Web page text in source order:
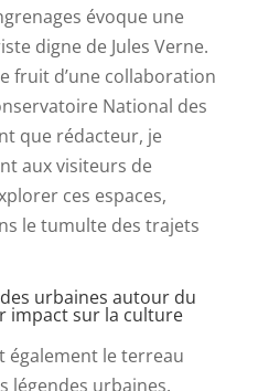
évoque une
digne de Jules Verne.
fruit d’une collaboration
National des
que rédacteur, je
aux visiteurs de
ces espaces,
le tumulte des trajets
urbaines autour du
impact sur la culture
également le terreau
légendes urbaines.